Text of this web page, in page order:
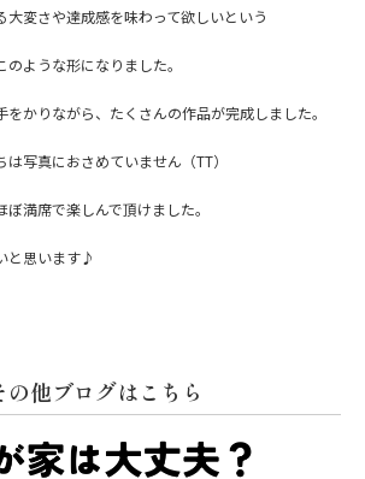
大変さや達成感を味わって欲しいという
ような形になりました。
かりながら、たくさんの作品が完成しました。
写真におさめていません（TT）
満席で楽しんで頂けました。
と思います♪
の他ブログはこちら